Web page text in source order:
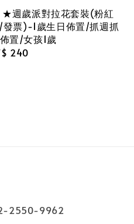
★週歲派對拉花套裝(粉紅
票)-1歲生日佈置/抓週抓
置/女孩1歲
240
2550-9962